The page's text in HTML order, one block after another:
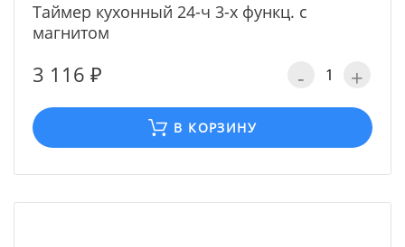
Таймер кухонный 24-ч 3-х функц. с
магнитом
3 116 ₽ - +
В КОРЗИНУ